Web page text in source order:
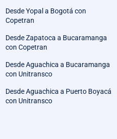
Desde Yopal a Bogotá con
Copetran
Desde Zapatoca a Bucaramanga
con Copetran
Desde Aguachica a Bucaramanga
con Unitransco
Desde Aguachica a Puerto Boyacá
con Unitransco